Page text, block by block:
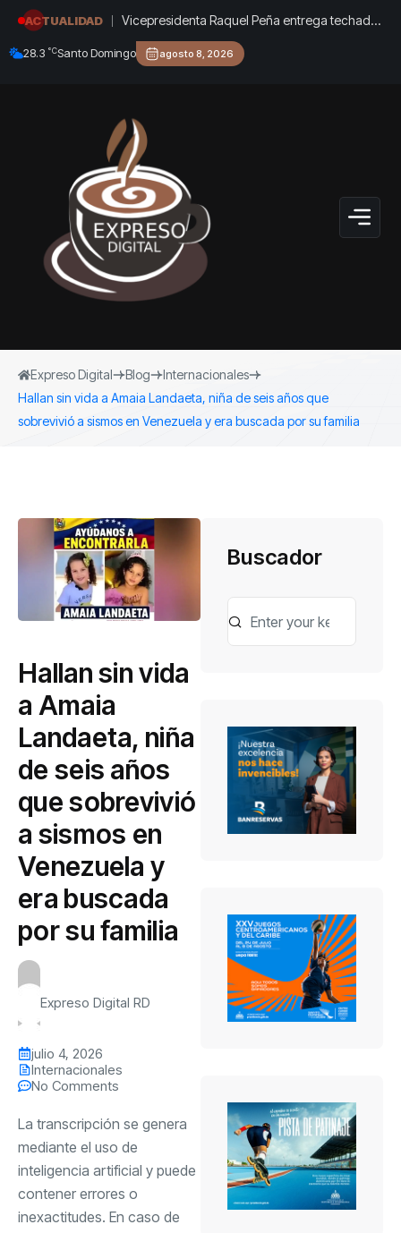
ACTUALIDAD
Vicepresidenta Raquel Peña entrega techado
de la Escuela Javier Antonio Castillo Pérez, en
Azua
28.3 °CSanto Domingo agosto 8, 2026
Expreso Digital Blog
Internacionales
Hallan sin vida a Amaia Landaeta, niña de seis años que
sobrevivió a sismos en Venezuela y era buscada por su familia
Hallan sin vida
a Amaia
Landaeta, niña
de seis años
que sobrevivió
a sismos en
Venezuela y
era buscada
por su familia
Expreso Digital RD
julio 4, 2026
Internacionales
No Comments
La transcripción se genera
mediante el uso de
inteligencia artificial y puede
contener errores o
inexactitudes. En caso de
Buscador